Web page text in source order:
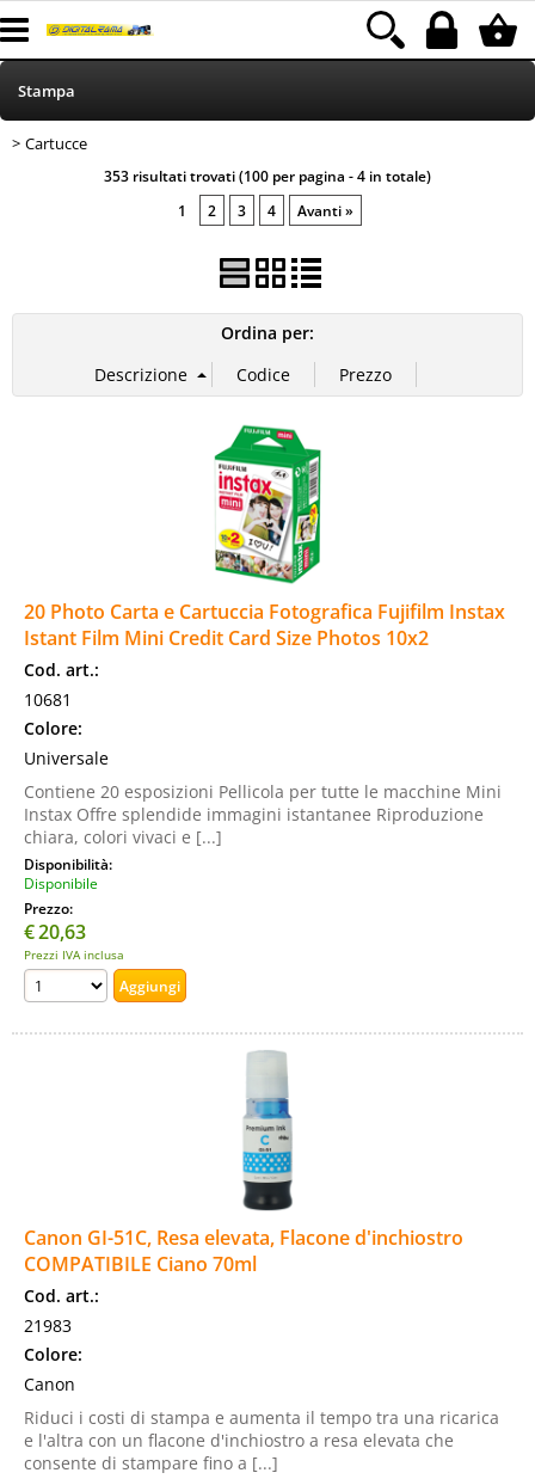
Categoria:
HOME
Stampa
Elettrodomestici
Cartucce
353 risultati trovati (100 per pagina - 4 in totale)
1
2 3 4 Avanti »
Ordina per:
20 Photo Carta e Cartuccia Fotografica Fujifilm Instax
Istant Film Mini Credit Card Size Photos 10x2
Cod. art.:
10681
Colore:
Universale
Contiene 20 esposizioni Pellicola per tutte le macchine Mini
Instax Offre splendide immagini istantanee Riproduzione
chiara, colori vivaci e [...]
Disponibilità:
Disponibile
Prezzo:
€20,63
Prezzi IVA inclusa
Canon GI-51C, Resa elevata, Flacone d'inchiostro
COMPATIBILE Ciano 70ml
Cod. art.:
21983
Colore:
Canon
Riduci i costi di stampa e aumenta il tempo tra una ricarica
e l'altra con un flacone d'inchiostro a resa elevata che
consente di stampare fino a [...]